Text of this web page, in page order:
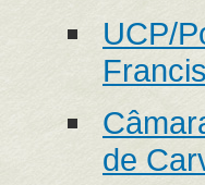
UCP/
de